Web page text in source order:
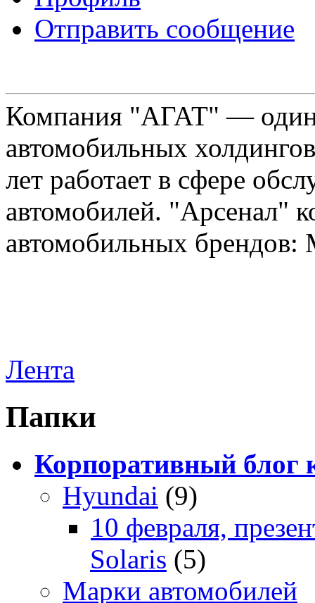
Отправить сообщение
Компания "АГАТ" —
автомобильных
лет работает в сфере
автомобилей. "Арсенал"
автомобильных
Лента
Папки
Корпоративный
Hyundai (9)
10 февраля,
Solaris (5)
Марки автомобилей